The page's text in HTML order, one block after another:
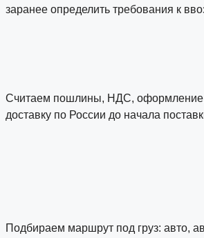
заранее определить требования к
Считаем пошлины, НДС,
доставку по России до начала
Подбираем маршрут под груз: авто,